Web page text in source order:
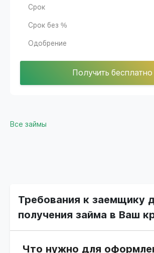
Срок
Срок без %
Одобрение
Получить бесплатно
Все займы
Требования к заемщику
получения займа в Ваш
Что нужно для